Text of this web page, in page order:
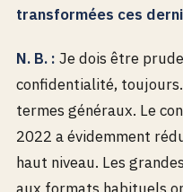
transformées ces
N. B. : Je dois être
confidentialité,
termes généraux. Le
2022 a évidemment
haut niveau. Les